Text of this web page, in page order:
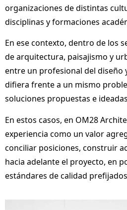
organizaciones de distintas
disciplinas y formaciones
En ese contexto, dentro de los
dearquitectura, paisajismo y
entre un profesional del diseño
difiera frente a un mismo
soluciones propuestas e
En estos casos, en OM28
experiencia como un valor
conciliar posiciones, construir
hacia adelante el proyecto, en
estándares de calidad